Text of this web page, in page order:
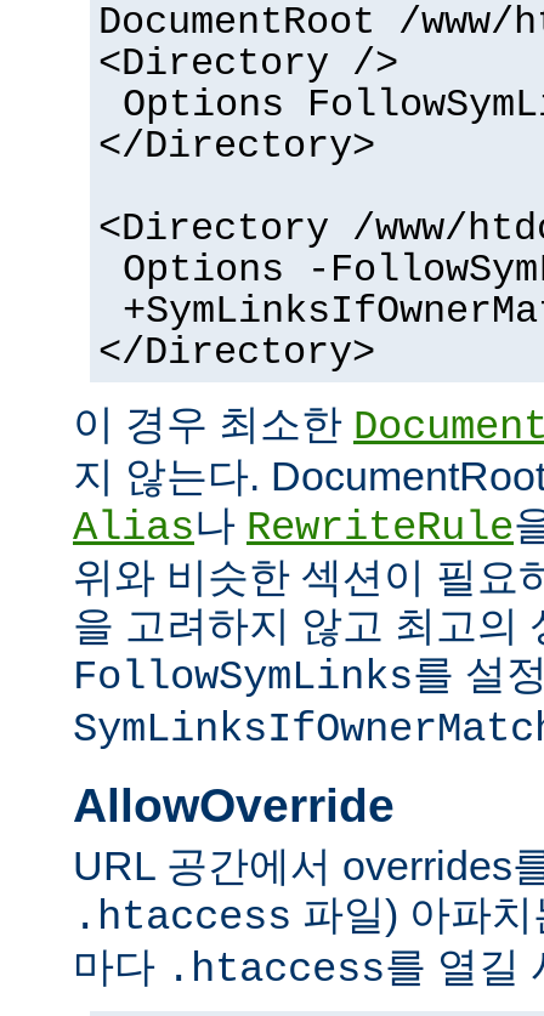
DocumentRoot /www/
<Directory />
Options
</Directory>
<Directory /www/
Options -
</Directory>
이 경우 최소한
지 않는다.
Alias나 RewriteRule
위와 비슷한 섹션이 필요
을 고려하지 않고 최고의
FollowSymLinks를 설
AllowOverride
URL 공간에서 overrides
.htaccess 파일) 아파
마다 .htaccess를 열길